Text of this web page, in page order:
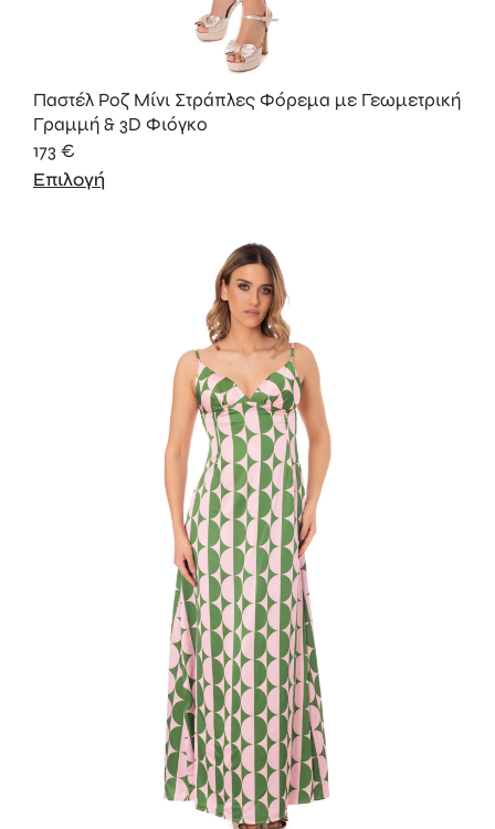
Παστέλ Ροζ Μίνι Στράπλες Φόρεμα με Γεωμετρική
Γραμμή & 3D Φιόγκο
173 €
Επιλογή